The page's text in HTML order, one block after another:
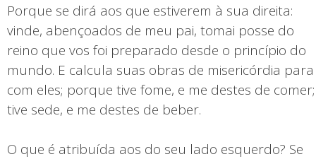
Porque se dirá aos que estiverem à sua direita:
vinde, abençoados de meu pai, tomai posse do
reino que vos foi preparado desde o princípio do
mundo. E calcula suas obras de misericórdia para
com eles; porque tive fome, e me destes de comer;
tive sede, e me destes de beber.
O que é atribuída aos do seu lado esquerdo? Se